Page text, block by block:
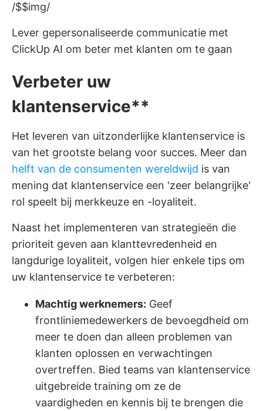
/$$img/
Lever gepersonaliseerde communicatie met
ClickUp AI om beter met klanten om te gaan
Verbeter uw
klantenservice**
Het leveren van uitzonderlijke klantenservice is
van het grootste belang voor succes. Meer dan
helft van de consumenten wereldwijd is van
mening dat klantenservice een 'zeer belangrijke'
rol speelt bij merkkeuze en -loyaliteit.
Naast het implementeren van strategieën die
prioriteit geven aan klanttevredenheid en
langdurige loyaliteit, volgen hier enkele tips om
uw klantenservice te verbeteren:
Machtig werknemers: Geef
frontliniemedewerkers de bevoegdheid om
meer te doen dan alleen problemen van
klanten oplossen en verwachtingen
overtreffen. Bied teams van klantenservice
uitgebreide training om ze de
vaardigheden en kennis bij te brengen die